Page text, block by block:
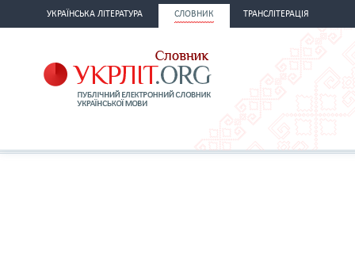
УКРАЇНСЬКА ЛІТЕРАТУРА СЛОВНИК ТРАНСЛІТЕРАЦІЯ